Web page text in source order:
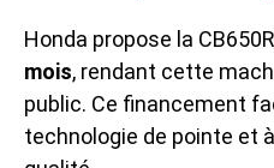
Honda propose la CB650R
mois, rendant cette
public. Ce financement
technologie de pointe et